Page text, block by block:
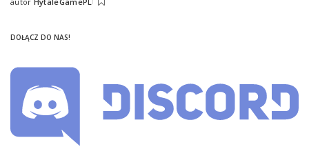
Posted
DOŁĄCZ DO NAS!